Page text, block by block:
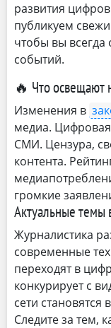
развития
публикуем
чтобы вы всегда
событий.
🔥 Что освещают
Изменения в
медиа.
СМИ. Цензура,
контента.
громкие
Актуальные
Журналистика
современные
переходят в
конкурирует с
сети
Следите за тем,